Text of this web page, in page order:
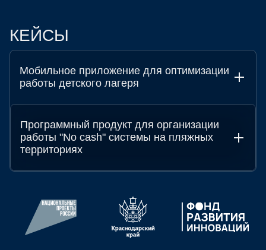
КЕЙСЫ
Мобильное приложение для оптимизации
работы детского лагеря
Программный продукт для организации
работы "No cash" системы на пляжных
территориях